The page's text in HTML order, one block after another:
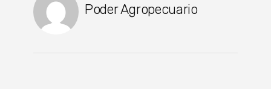
Poder Agropecuario